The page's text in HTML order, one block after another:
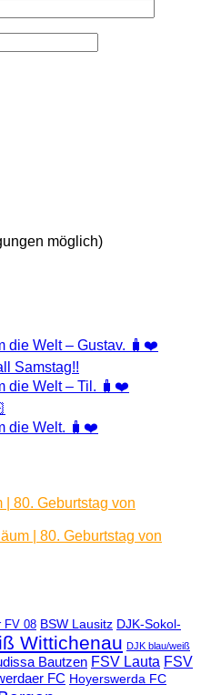
möglich)
die Welt – Gustav. 🧳❤️
Samstag!!
die Welt – Til. 🧳❤️
die Welt. 🧳❤️
| 80. Geburtstag von
| 80. Geburtstag von
FV 08 BSW Lausitz DJK-Sokol-
Wittichenau DJK blau/weiß
Bautzen FSV Lauta FSV
FC Hoyerswerda FC